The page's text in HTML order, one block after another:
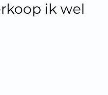
ik wel